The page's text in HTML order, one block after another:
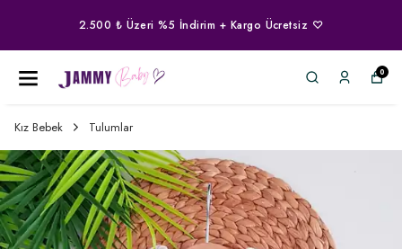
2.500 ₺ Üzeri %5 İndirim + Kargo Ücretsiz ♡
0
Kız Bebek Tulumlar